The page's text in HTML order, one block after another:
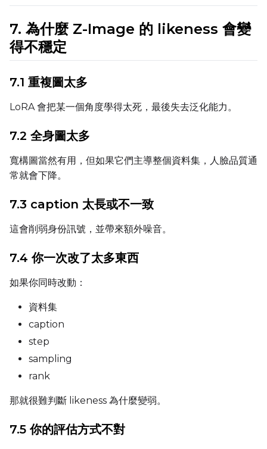
Prompt
7. 為什麼 Z-Image 的 likeness 會變
得不穩定
7.1 重複圖太多
LoRA 會把某一個角度學得太死，最後失去泛化能力。
7.2 全身圖太多
寬構圖當然有用，但如果它們主導整個資料集，人臉品質通
常就會下降。
7.3 caption 太長或不一致
這會削弱身份訊號，並帶來額外噪音。
7.4 你一次改了太多東西
如果你同時改動：
資料集
caption
step
sampling
rank
那就很難判斷 likeness 為什麼變弱。
7.5 你的評估方式不對